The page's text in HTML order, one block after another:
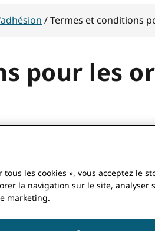
/Termes et conditions
pour les
générales")
non définis ailleurs dans
les cookies », vous acceptez le
la navigation sur le site, analyser
marketing.